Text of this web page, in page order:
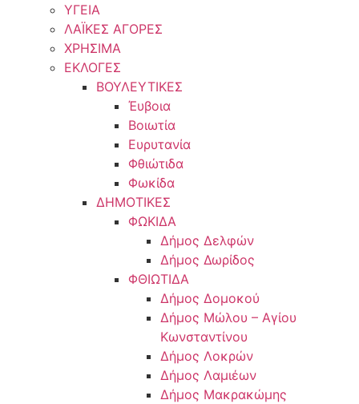
ΥΓΕΙΑ
ΛΑΪΚΕΣ ΑΓΟΡΕΣ
ΧΡΗΣΙΜΑ
ΕΚΛΟΓΕΣ
ΒΟΥΛΕΥΤΙΚΕΣ
Έυβοια
Βοιωτία
Ευρυτανία
Φθιώτιδα
Φωκίδα
ΔΗΜΟΤΙΚΕΣ
ΦΩΚΙΔΑ
Δήμος Δελφών
Δήμος Δωρίδος
ΦΘΙΩΤΙΔΑ
Δήμος Δομοκού
Δήμος Μώλου – Αγίου
Κωνσταντίνου
Δήμος Λοκρών
Δήμος Λαμιέων
Δήμος Μακρακώμης